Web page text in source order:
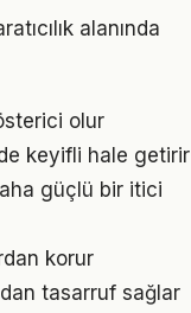
alanında
olur
keyifli hale getirir
güçlü bir itici
korur
tasarruf sağlar